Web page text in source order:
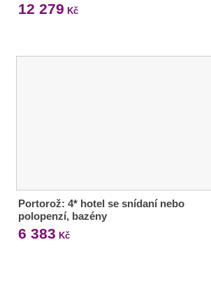
12 279 Kč
Portorož: 4* hotel se snídaní nebo
polopenzí, bazény
6 383 Kč